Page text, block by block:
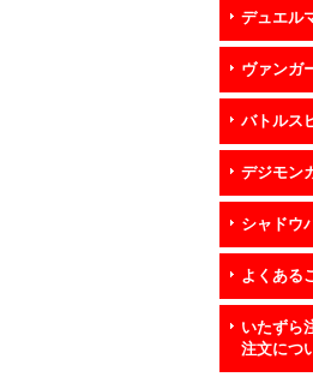
デュエル
ヴァンガ
バトルス
デジモン
シャドウ
よくある
いたずら
注文につ